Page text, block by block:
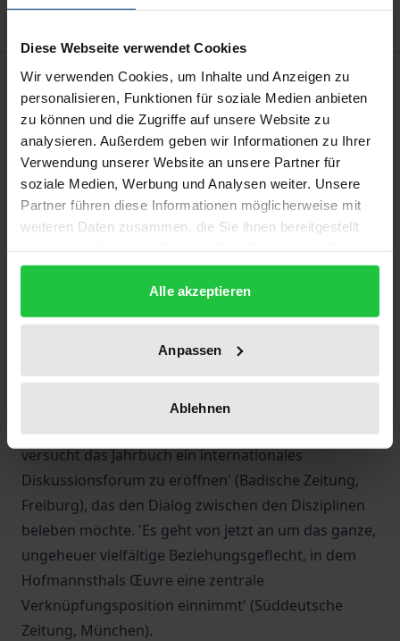
Diese Webseite verwendet Cookies
Wir verwenden Cookies, um Inhalte und Anzeigen zu
personalisieren, Funktionen für soziale Medien anbieten
zu können und die Zugriffe auf unsere Website zu
analysieren. Außerdem geben wir Informationen zu Ihrer
Verwendung unserer Website an unsere Partner für
soziale Medien, Werbung und Analysen weiter. Unsere
Partner führen diese Informationen möglicherweise mit
weiteren Daten zusammen, die Sie ihnen bereitgestellt
gesammelt haben.
Alle akzeptieren
Anpassen
Ablehnen
Beschreibung
Das Hofmannsthal-Jahrbuch ist an die Stelle der
Hofmannsthal-Blätter und der Hofmannsthal-
Forschungen getreten, die Quellen und Dokumente
zu Hofmannsthals Leben und Werk vorgelegt und
die wissenschaftliche Auseinandersetzung mit
einer Moderne werden, wie sie sich mit dem Namen
dieses Autors verbindet. Zur Diskussion stehen also
Hofmannsthals Werk und mit ihm die sogenannte
klassische Moderne. 'Dem literarischen Œuvre,
seinen traditionellen, motivischen Ausprägungen
und seiner Rezeptionsgeschichte verpflichtet,
versucht das Jahrbuch ein internationales
Diskussionsforum zu eröffnen' (Badische Zeitung,
Freiburg), das den Dialog zwischen den Disziplinen
beleben möchte. 'Es geht von jetzt an um das ganze,
ungeheuer vielfältige Beziehungsgeflecht, in dem
Hofmannsthals Œuvre eine zentrale
Verknüpfungsposition einnimmt' (Süddeutsche
Zeitung, München).